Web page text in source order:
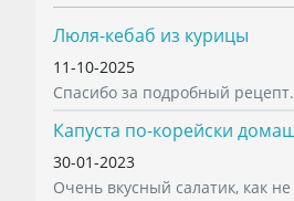
Люля-кебаб из курицы
11-10-2025
Спасибо за подробный
Капуста по-корейски
30-01-2023
Очень вкусный салатик, как не